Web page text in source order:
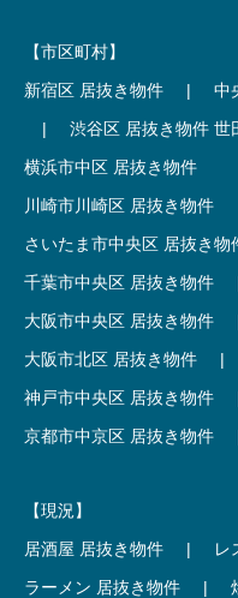
【市区町村】
新宿区 居抜き物件
| 中
|
渋谷区 居抜き物件 世
横浜市中区 居抜き物件
川崎市川崎区 居抜き物件
さいたま市中央区 居抜き物
千葉市中央区 居抜き物件
大阪市中央区 居抜き物件
大阪市北区 居抜き物件
|
神戸市中央区 居抜き物件
京都市中京区 居抜き物件
【現況】
居酒屋 居抜き物件
|
レ
ラーメン 居抜き物件
|